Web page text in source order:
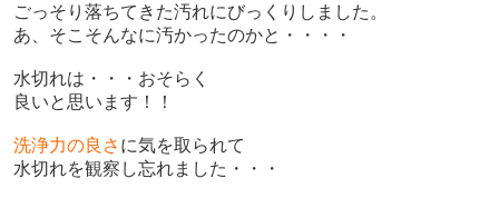
ごっそり落ちてきた汚れにびっくりしました。
あ、そこそんなに汚かったのかと・・・・
水切れは・・・おそらく
良いと思います！！
洗浄力の良さ に気を取られて
水切れを観察し忘れました・・・